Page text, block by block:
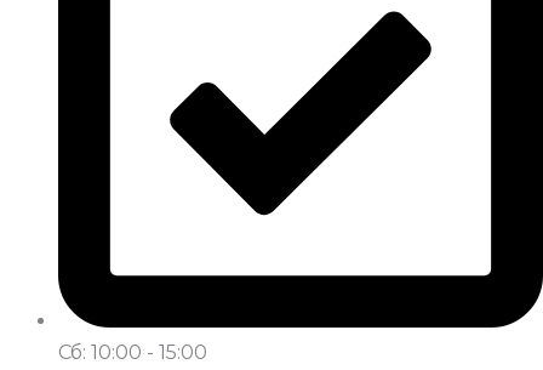
Сб: 10:00 - 15:00